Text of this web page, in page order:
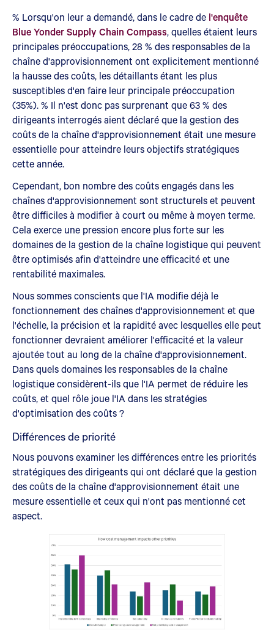
% Lorsqu'on leur a demandé, dans le cadre de l'enquête
Blue Yonder Supply Chain Compass, quelles étaient leurs
principales préoccupations, 28 % des responsables de la
chaîne d'approvisionnement ont explicitement mentionné
la hausse des coûts, les détaillants étant les plus
susceptibles d'en faire leur principale préoccupation
(35%). % Il n'est donc pas surprenant que 63 % des
dirigeants interrogés aient déclaré que la gestion des
coûts de la chaîne d'approvisionnement était une mesure
essentielle pour atteindre leurs objectifs stratégiques
cette année.
Cependant, bon nombre des coûts engagés dans les
chaînes d'approvisionnement sont structurels et peuvent
être difficiles à modifier à court ou même à moyen terme.
Cela exerce une pression encore plus forte sur les
domaines de la gestion de la chaîne logistique qui peuvent
être optimisés afin d'atteindre une efficacité et une
rentabilité maximales.
Nous sommes conscients que l'IA modifie déjà le
fonctionnement des chaînes d'approvisionnement et que
l'échelle, la précision et la rapidité avec lesquelles elle peut
fonctionner devraient améliorer l'efficacité et la valeur
ajoutée tout au long de la chaîne d'approvisionnement.
Dans quels domaines les responsables de la chaîne
logistique considèrent-ils que l'IA permet de réduire les
coûts, et quel rôle joue l'IA dans les stratégies
d'optimisation des coûts ?
Différences de priorité
Nous pouvons examiner les différences entre les priorités
stratégiques des dirigeants qui ont déclaré que la gestion
des coûts de la chaîne d'approvisionnement était une
mesure essentielle et ceux qui n'ont pas mentionné cet
aspect.